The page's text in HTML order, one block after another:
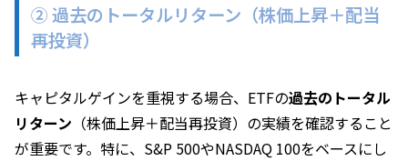
② 過去のトータルリターン（株価上昇＋配当
再投資）
キャピタルゲインを重視する場合、ETFの過去のトータル
リターン （株価上昇＋配当再投資）の実績を確認すること
が重要です。特に、S&P 500やNASDAQ 100をベースにし